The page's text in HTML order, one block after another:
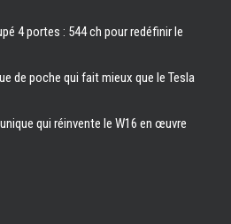
4 portes : 544 ch pour redéfinir le
de poche qui fait mieux que le Tesla
qui réinvente le W16 en œuvre